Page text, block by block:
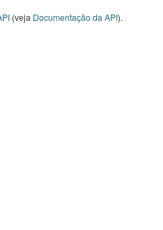
(veja Documentação da API).